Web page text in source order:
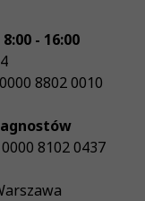
- 16:00
8802 0010
8102 0437